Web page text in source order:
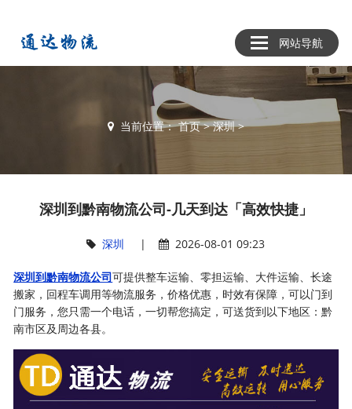
网站导航
当前位置：首页>深圳>
深圳到黔南物流公司-几天到达「高效快捷」
深圳 | 2026-08-01 09:23
深圳到黔南物流公司可提供整车运输、零担运输、大件运输、长途
搬家，回程车调用等物流服务，价格优惠，时效有保障，可以门到
门服务，您只需一个电话，一切帮您搞定，可送货到以下地区：黔
南市区及周边各县。